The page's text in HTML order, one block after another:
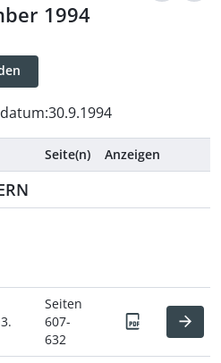
1994
:30.9.1994
Seite(n) Anzeigen
Seiten
607-
632